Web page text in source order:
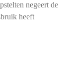
negeert de
heeft